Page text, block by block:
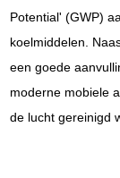
Potential' (GWP)
koelmiddelen.
een goede
moderne mobiele
de lucht gereinigd